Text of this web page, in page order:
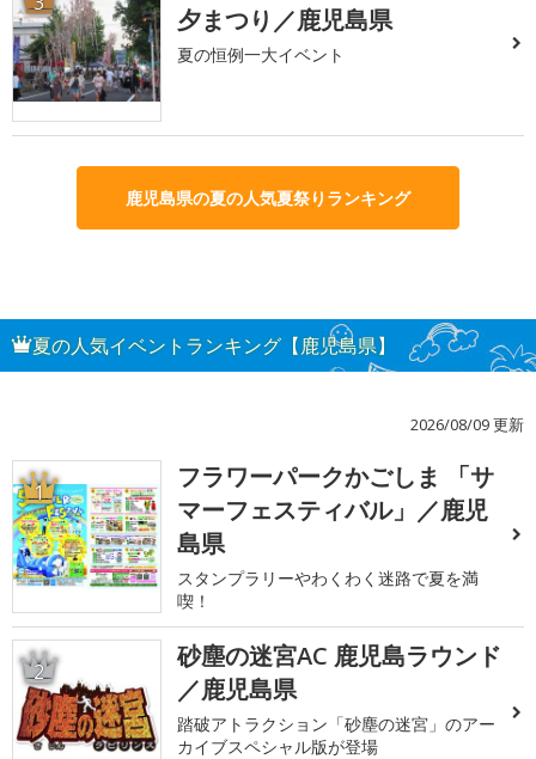
夕まつり／鹿児島県
夏の恒例一大イベント
鹿児島県の夏の人気夏祭りランキング
夏の人気イベントランキング【鹿児島県】
2026/08/09 更新
1
フラワーパークかごしま 「サ
マーフェスティバル」／鹿児
島県
スタンプラリーやわくわく迷路で夏を満
喫！
2
砂塵の迷宮AC 鹿児島ラウンド
／鹿児島県
踏破アトラクション「砂塵の迷宮」のアー
カイブスペシャル版が登場